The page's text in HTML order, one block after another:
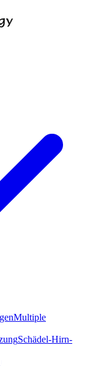
Multiple
Schädel-Hirn-